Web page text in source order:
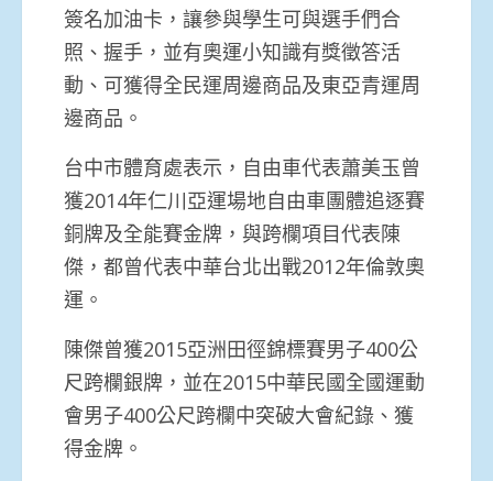
簽名加油卡，讓參與學生可與選手們合
照、握手，並有奧運小知識有獎徵答活
動、可獲得全民運周邊商品及東亞青運周
邊商品。
台中市體育處表示，自由車代表蕭美玉曾
獲2014年仁川亞運場地自由車團體追逐賽
銅牌及全能賽金牌，與跨欄項目代表陳
傑，都曾代表中華台北出戰2012年倫敦奧
運。
陳傑曾獲2015亞洲田徑錦標賽男子400公
尺跨欄銀牌，並在2015中華民國全國運動
會男子400公尺跨欄中突破大會紀錄、獲
得金牌。